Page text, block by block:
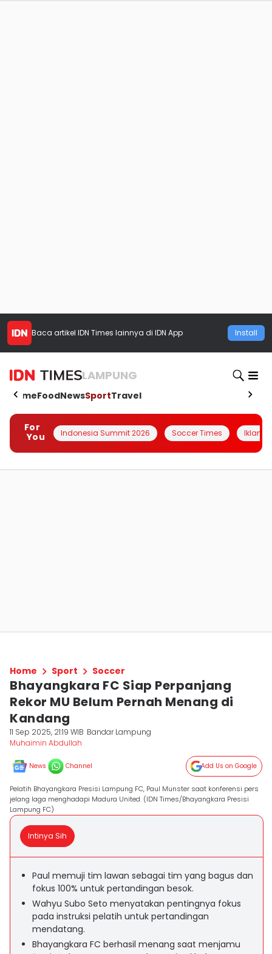
Baca artikel IDN Times lainnya di IDN App Install
LAMPUNG
HomeFoodNewsSportTravel
For
You
Indonesia Summit 2026 Soccer Times Iklanin
Home Sport Soccer
Bhayangkara FC Siap Perpanjang
Rekor MU Belum Pernah Menang di
Kandang
11 Sep 2025, 21:19 WIB Bandar Lampung
Muhaimin Abdullah
News Channel Add Us on Google
Pelatih Bhayangkara Presisi Lampung FC, Paul Munster saat konferensi pers
jelang laga menghadapi Madura United. (IDN Times/Bhayangkara Presisi
Lampung FC)
Intinya Sih
Paul memuji tim lawan sebagai tim yang bagus dan
fokus 100% untuk pertandingan besok.
Wahyu Subo Seto menyatakan pentingnya fokus
pada instruksi pelatih untuk pertandingan
mendatang.
Bhayangkara FC berhasil menang saat menjamu